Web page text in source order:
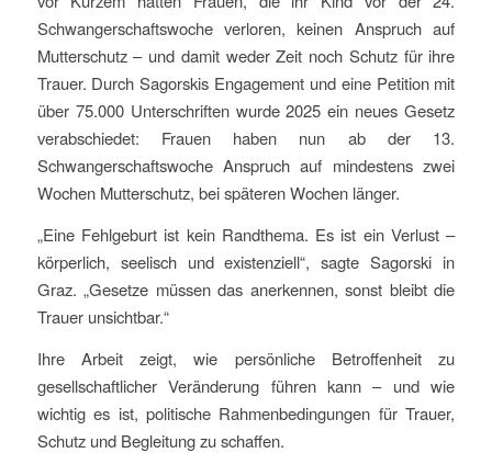
Schwangerschaftswoche verloren, keinen Anspruch auf
Mutterschutz – und damit weder Zeit noch Schutz für ihre
Trauer. Durch Sagorskis Engagement und eine Petition mit
über 75.000 Unterschriften wurde 2025 ein neues Gesetz
verabschiedet: Frauen haben nun ab der 13.
Schwangerschaftswoche Anspruch auf mindestens zwei
Wochen Mutterschutz, bei späteren Wochen länger.
„Eine Fehlgeburt ist kein Randthema. Es ist ein Verlust –
körperlich, seelisch und existenziell“, sagte Sagorski in
Graz. „Gesetze müssen das anerkennen, sonst bleibt die
Trauer unsichtbar.“
Ihre Arbeit zeigt, wie persönliche Betroffenheit zu
gesellschaftlicher Veränderung führen kann – und wie
wichtig es ist, politische Rahmenbedingungen für Trauer,
Schutz und Begleitung zu schaffen.